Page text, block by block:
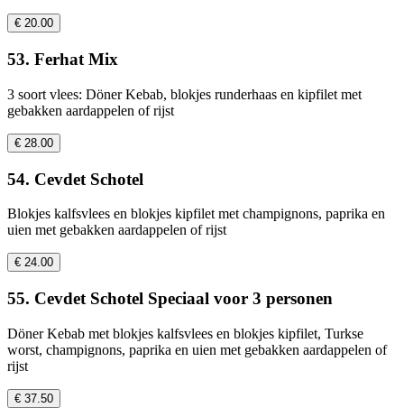
€ 20.00
53. Ferhat Mix
3 soort vlees: Döner Kebab, blokjes runderhaas en kipfilet met
gebakken aardappelen of rijst
€ 28.00
54. Cevdet Schotel
Blokjes kalfsvlees en blokjes kipfilet met champignons, paprika en
uien met gebakken aardappelen of rijst
€ 24.00
55. Cevdet Schotel Speciaal voor 3 personen
Döner Kebab met blokjes kalfsvlees en blokjes kipfilet, Turkse
worst, champignons, paprika en uien met gebakken aardappelen of
rijst
€ 37.50